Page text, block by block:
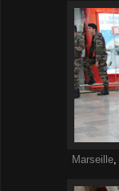
Marseille,